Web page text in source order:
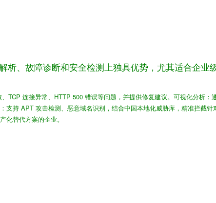
、故障诊断和安全检测上独具优势，尤其适合企业
TCP 连接异常、HTTP 500 错误等问题，并提供修复建议。可视化分析 ：
：支持 APT 攻击检测、恶意域名识别，结合中国本地化威胁库，精准拦截
化替代方案的企业。